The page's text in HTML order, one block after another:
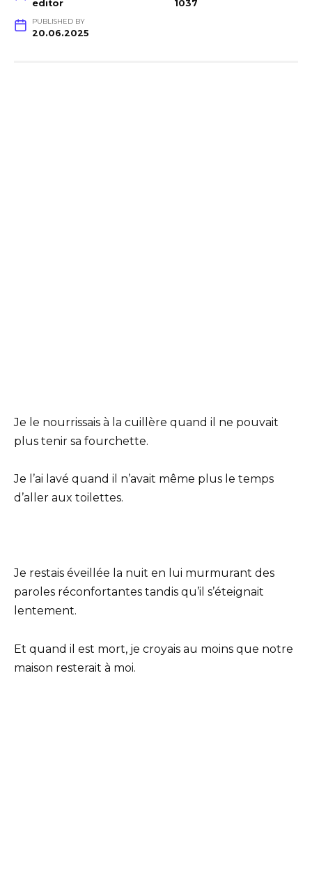
editor 1037
PUBLISHED BY
20.06.2025
Je le nourrissais à la cuillère quand il ne pouvait
plus tenir sa fourchette.
Je l’ai lavé quand il n’avait même plus le temps
d’aller aux toilettes.
Je restais éveillée la nuit en lui murmurant des
paroles réconfortantes tandis qu’il s’éteignait
lentement.
Et quand il est mort, je croyais au moins que notre
maison resterait à moi.